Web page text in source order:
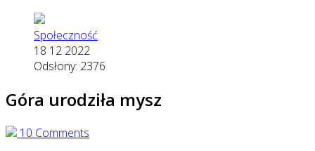
Społeczność
18 12 2022
Odsłony: 2376
Góra urodziła mysz
10 Comments